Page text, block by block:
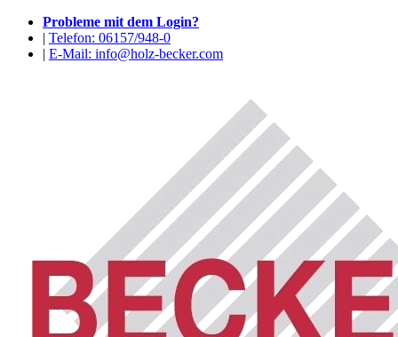
Probleme mit dem Login?
| Telefon: 06157/948-0
| E-Mail: info@holz-becker.com